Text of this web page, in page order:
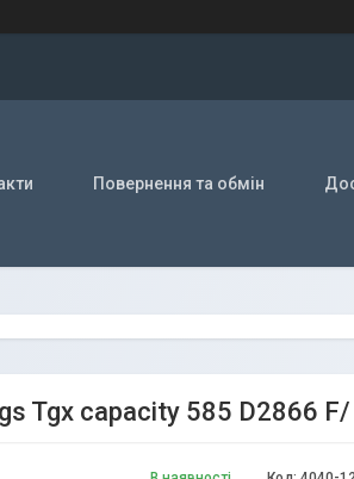
Повернення та обмін
Tgx capacity 585 D2866